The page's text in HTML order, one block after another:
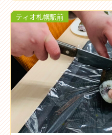
ティオ札幌駅前